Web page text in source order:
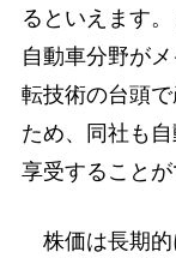
るといえます
自動車分野が
転技術の台頭
ため、同社も
享受することが
株価は長期的